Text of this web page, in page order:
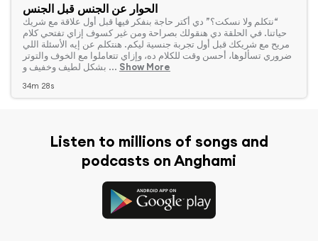
الحوار عن الجنس قبل الجنس
‏“نتكلم ولا نسكت؟” دي أكتر حاجة بنفكر فيها قبل أول علاقة مع شريك
حياتنا. في الحلقة دي هنقولك بصراحة ومن غير كسوف إزاي تفتحي كلام
مريح مع شريكك قبل أول تجربة جنسية ليكم. هنتكلم عن إيه الأسئلة اللي
ضروري تسألوها، أحسن وقت للكلام ده، وإزاي تتعاملوا مع الخوف والتوتر
بشكل لطيف وخفيف و ... Show More
34m 28s
Listen to millions of songs and
podcasts on Anghami